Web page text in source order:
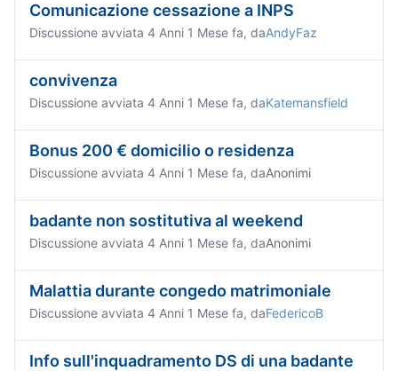
Comunicazione cessazione a INPS
Discussione avviata 4 Anni 1 Mese fa, daAndyFaz
convivenza
Discussione avviata 4 Anni 1 Mese fa, daKatemansfield
Bonus 200 € domicilio o residenza
Discussione avviata 4 Anni 1 Mese fa, daAnonimi
badante non sostitutiva al weekend
Discussione avviata 4 Anni 1 Mese fa, daAnonimi
Malattia durante congedo matrimoniale
Discussione avviata 4 Anni 1 Mese fa, daFedericoB
Info sull'inquadramento DS di una badante